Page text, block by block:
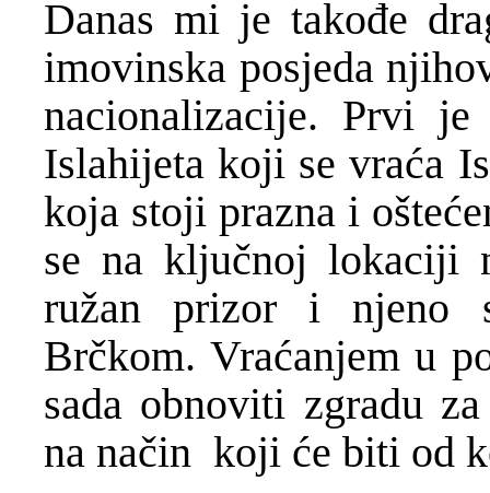
Danas mi je takođe
imovinska posjeda
nacionalizacije. Prvi
Islahijeta koji se vraća
koja stoji prazna i
se na ključnoj lokaciji
ružan prizor i njeno
Brčkom. Vraćanjem u
sada obnoviti zgradu
na način koji će biti od